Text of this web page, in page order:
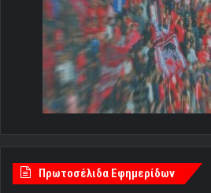
Πρωτοσέλιδα Εφημερίδων